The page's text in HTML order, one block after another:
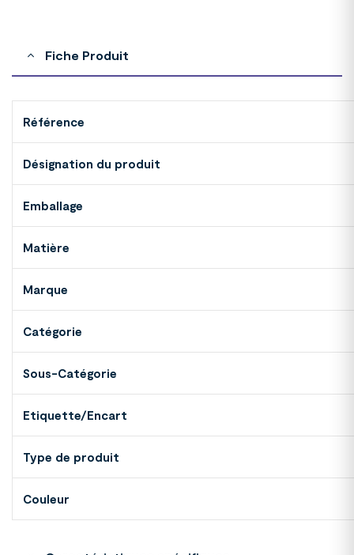
Fiche Produit
Référence
Désignation du produit
Emballage
Matière
Marque
Catégorie
Sous-Catégorie
Etiquette/Encart
Type de produit
Couleur